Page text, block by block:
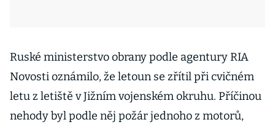
Ruské ministerstvo obrany podle agentury RIA
Novosti oznámilo, že letoun se zřítil při cvičném
letu z letiště v Jižním vojenském okruhu. Příčinou
nehody byl podle něj požár jednoho z motorů,